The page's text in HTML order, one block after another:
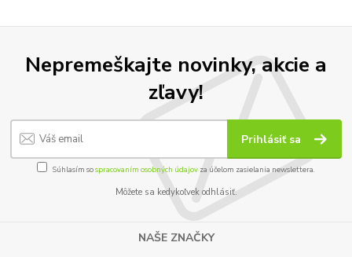
Nepremeškajte novinky, akcie a
zľavy!
Prihlásiť sa
Súhlasím sospracovaním osobných údajov za účelom zasielania newslettera.
Môžete sa kedykoľvek odhlásiť.
NAŠE ZNAČKY